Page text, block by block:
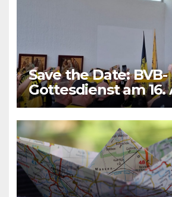
Save the Date: BVB-
Gottesdienst am 16.
2026